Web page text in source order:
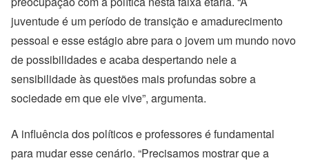
juventude é um período de transição e amadurecimento
pessoal e esse estágio abre para o jovem um mundo novo
de possibilidades e acaba despertando nele a
sensibilidade às questões mais profundas sobre a
sociedade em que ele vive”, argumenta.
A influência dos políticos e professores é fundamental
para mudar esse cenário. “Precisamos mostrar que a